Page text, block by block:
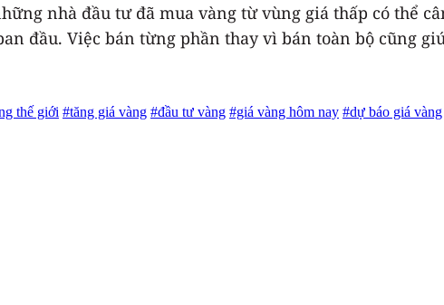
nhà đầu tư đã mua vàng từ vùng giá thấp có thể
đầu. Việc bán từng phần thay vì bán toàn bộ cũng
thế giới #tăng giá vàng #đầu tư vàng #giá vàng hôm nay #dự báo giá vàng